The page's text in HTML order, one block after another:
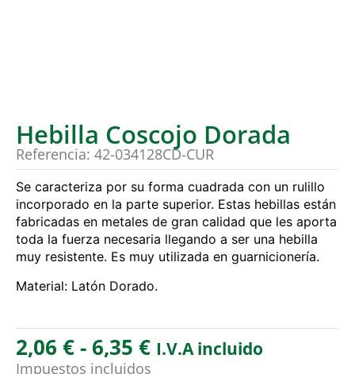
Hebilla Coscojo Dorada
Referencia: 42-034128CD-CUR
Se caracteriza por su forma cuadrada con un rulillo
incorporado en la parte superior. Estas hebillas están
fabricadas en metales de gran calidad que les aporta
toda la fuerza necesaria llegando a ser una hebilla
muy resistente. Es muy utilizada en guarnicionería.
Material: Latón Dorado.
2,06 €- 6,35 € I.V.A incluido
Impuestos incluidos